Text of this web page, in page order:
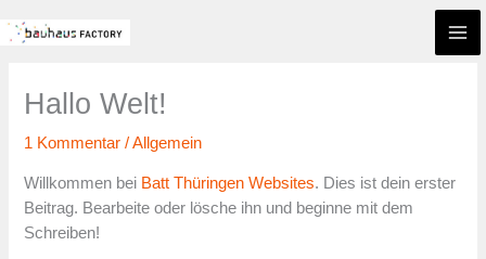
Inhalt
Hallo Welt!
1 Kommentar /Allgemein
Willkommen bei Batt Thüringen Websites. Dies ist dein erster
Beitrag. Bearbeite oder lösche ihn und beginne mit dem
Schreiben!